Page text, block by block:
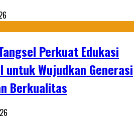
Perkuat Edukasi
untuk Wujudkan Generasi
Berkualitas